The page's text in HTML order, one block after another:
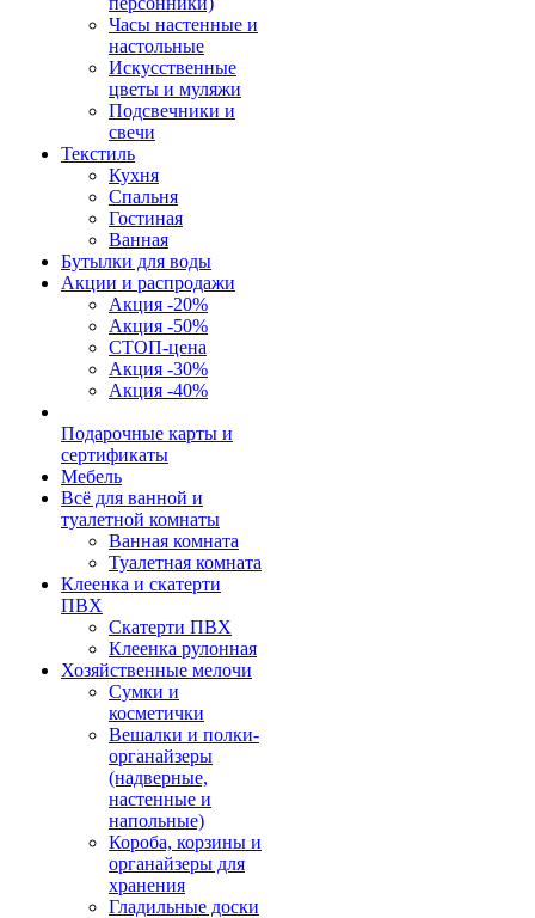
Часы настенные и
настольные
Искусственные
цветы и муляжи
Подсвечники и
свечи
Текстиль
Кухня
Спальня
Гостиная
Ванная
Бутылки для воды
Акции и распродажи
Акция -20%
Акция -50%
СТОП-цена
Акция -30%
Акция -40%
Подарочные карты и
сертификаты
Мебель
Всё для ванной и
туалетной комнаты
Ванная комната
Туалетная комната
Клеенка и скатерти
ПВХ
Скатерти ПВХ
Клеенка рулонная
Хозяйственные мелочи
Сумки и
косметички
Вешалки и полки-
органайзеры
(надверные,
настенные и
напольные)
Короба, корзины и
органайзеры для
хранения
Гладильные доски